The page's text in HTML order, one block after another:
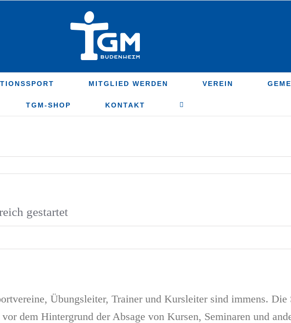
MITGLIED WERDEN VEREIN
TGM-SHOP KONTAKT
gestartet
Übungsleiter, Trainer und Kursleiter sind immens. Die
dem Hintergrund der Absage von Kursen, Seminaren und